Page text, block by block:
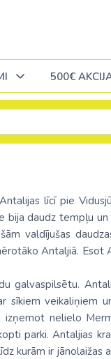
Hurgada
Šarm el Šeiha
c. Stambulu/
(pārsēš. Stambulā)
Šarm el Šeiha
Hurgada
republika
Polija
Portugāle
Somija
Spānija
500€
līcī pie
daudz tempļu
valdījušas
Antaljiā.
galvaspilsētu.
veikaliņiem
nelielo
parki. Antaljias
kurām ir jānolaižas